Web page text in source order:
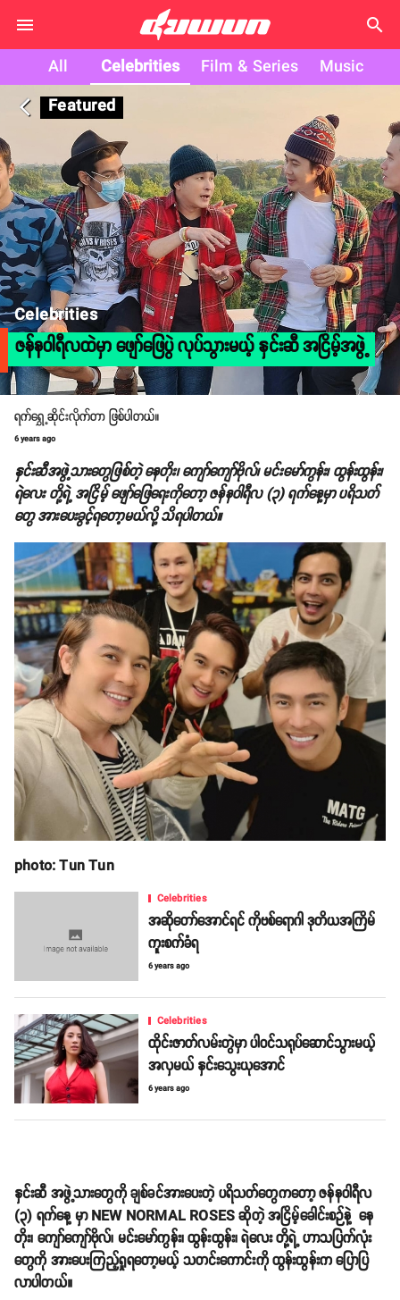
search
All Celebrities Film & Series
Music
Featured
arrow_back_ios
Celebrities
ဇန်နဝါရီလထဲမှာ ဖျော်ဖြေပွဲ လုပ်သွားမယ့် နှင်းဆီ အငြိမ့်အဖွဲ့
ရက်ရွှေ့ဆိုင်းလိုက်တာ ဖြစ်ပါတယ်။
6 years ago
နှင်းဆီအဖွဲ့သားတွေဖြစ်တဲ့ နေတိုး၊ ကျော်ကျော်ဗိုလ်၊ မင်းမော်ကွန်း၊ ထွန်းထွန်း၊
ရဲလေး တို့ရဲ့ အငြိမ့် ဖျော်ဖြေရေးကိုတော့ ဇန်နဝါရီလ (၃) ရက်နေ့မှာ ပရိသတ်
တွေ အားပေးခွင့်ရတော့မယ်လို့ သိရပါတယ်။
photo: Tun Tun
Celebrities
အဆိုတော်အောင်ရင် ကိုဗစ်ရောဂါ ဒုတိယအကြိမ်
ကူးစက်ခံရ
6 years ago
Celebrities
ထိုင်းဇာတ်လမ်းတွဲမှာ ပါဝင်သရုပ်ဆောင်သွားမယ့်
အလှမယ် နှင်းသွေးယုအောင်
6 years ago
နှင်းဆီ အဖွဲ့သားတွေကို ချစ်ခင်အားပေးတဲ့ ပရိသတ်တွေကတော့ ဇန်နဝါရီလ
(၃) ရက်နေ့ မှာ NEW NORMAL ROSES ဆိုတဲ့ အငြိမ့်ခေါင်းစဉ်နဲ့ နေ
တိုး၊ ကျော်ကျော်ဗိုလ်၊ မင်းမော်ကွန်း၊ ထွန်းထွန်း၊ ရဲလေး တို့ရဲ့ ဟာသပြက်လုံး
တွေကို အားပေးကြည့်ရှုရတော့မယ့် သတင်းကောင်းကို ထွန်းထွန်းက ပြောပြ
လာပါတယ်။